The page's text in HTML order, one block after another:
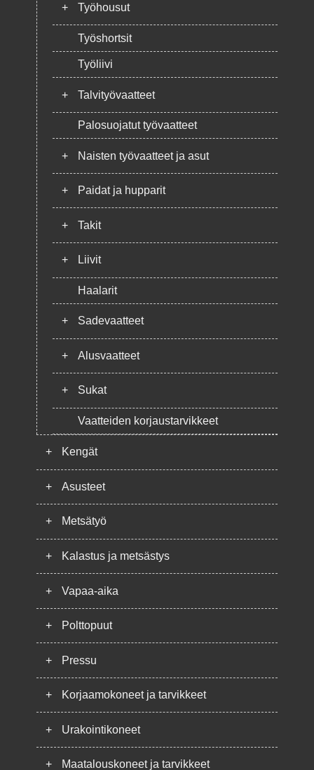
+ Työhousut
Työshortsit
Työliivi
+ Talvityövaatteet
Palosuojatut työvaatteet
+ Naisten työvaatteet ja asut
+ Paidat ja hupparit
+ Takit
+ Liivit
Haalarit
+ Sadevaatteet
+ Alusvaatteet
+ Sukat
Vaatteiden korjaustarvikkeet
+ Kengät
+ Asusteet
+ Metsätyö
+ Kalastus ja metsästys
+ Vapaa-aika
+ Polttopuut
+ Pressu
+ Korjaamokoneet ja tarvikkeet
+ Urakointikoneet
+ Maatalouskoneet ja tarvikkeet